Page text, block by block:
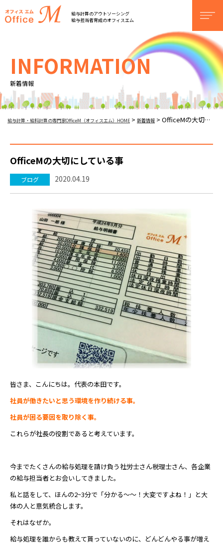
オフィスM
給与計算のアウトソーシング
給与担当者育成のオフィスエム
INFORMATION
新着情報
給与計算・給料計算の専門家OfficeM（オフィスエム）HOME > 新着情報 > OfficeMの大切にしている事
OfficeMの大切にしている事
ブログ 2020.04.19
皆さま、こんにちは。代表の本田です。
社員が働きたいと思う環境を作り続ける事。
社員が困る要因を取り除く事。
これらが社長の役割であると考えています。
今までたくさんの給与処理を請け負う社労士さん税理士さん、各企業
の給与担当者とお会いしてきました。
私と話をして、ほんの2~3分で「分かる～～！大変ですよね！」と大
体の人と意気統合します。
それはなぜか。
給与処理を誰からも教えて貰っていないのに、どんどんやる事が増え